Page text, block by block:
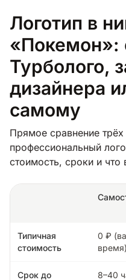
Логотип в
«Покемон»:
Турболого,
дизайнера
самому
Прямое сравнение
профессиональный
стоимость, сроки и что
Типичная
стоимость
0 ₽
время)
Срок до 8–40